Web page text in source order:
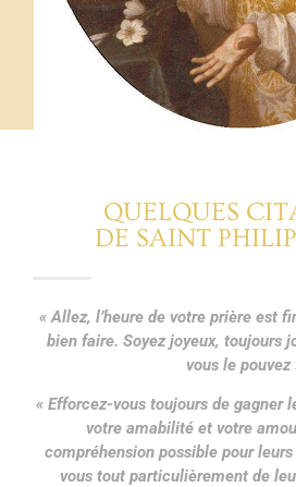
QUELQUES
DE SAINT
« Allez, l’heure de votre prière est
bien faire. Soyez joyeux, toujours
vous le pouvez
« Efforcez-vous toujours de gagner
votre amabilité et votre
compréhension possible pour
vous tout particulièrement de